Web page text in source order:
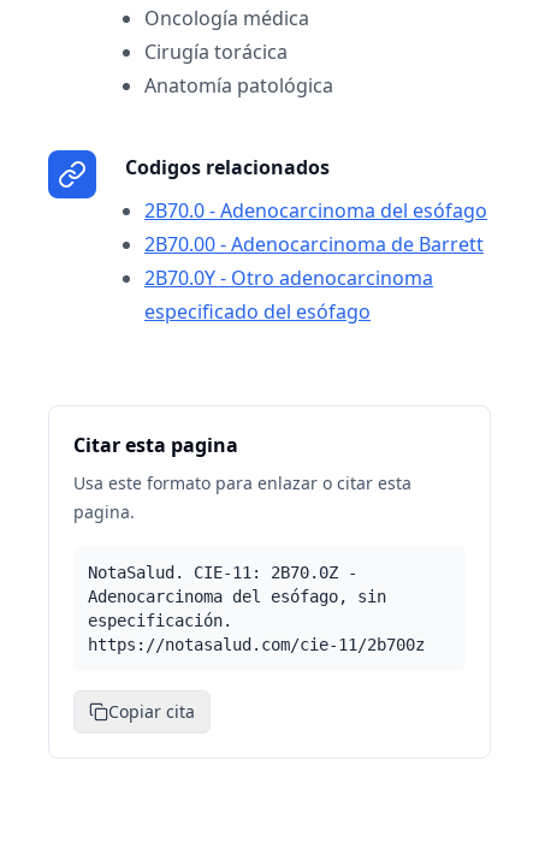
Oncología médica
Cirugía torácica
Anatomía patológica
Codigos relacionados
2B70.0 - Adenocarcinoma del esófago
2B70.00 - Adenocarcinoma de Barrett
2B70.0Y - Otro adenocarcinoma
especificado del esófago
Citar esta pagina
Usa este formato para enlazar o citar esta
pagina.
NotaSalud. CIE-11: 2B70.0Z -
Adenocarcinoma del esófago, sin
especificación.
https://notasalud.com/cie-11/2b700z
Copiar cita